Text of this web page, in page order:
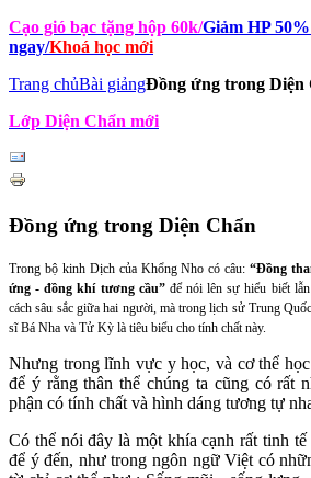
Cạo gió bạc tặng hộp 60k/Giảm HP
ngay/Khoá học mới
Trang chủBài giảngĐồng ứng trong Diện
Lớp Diện Chẩn mới
Đồng ứng trong Diện Chẩn
Trong bộ kinh Dịch của Khổng Nho có câu:“Đồng
ứng - đồng khí tương cầu”để nói lên sự hiểu biết
cách sâu sắc giữa hai người, mà trong lịch sử Trung
sĩ Bá Nha và Tử Kỳ là tiêu biểu cho tính chất này.
Nhưng trong lĩnh vực y học, và cơ thể
để ý rằng thân thể chúng ta cũng có rất
phận có tính chất và hình dáng tương tự
Có thể nói đây là một khía cạnh rất tinh
để ý đến, như trong ngôn ngữ Việt có